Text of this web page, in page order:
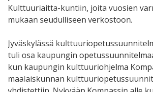
Kulttuuriaitta-kuntiin, joita vuosien
mukaan seudulliseen verkostoon.
Jyväskylässä
tuli osa kaupungin
kun kaupungin kulttuuriohjelma
maalaiskunnan